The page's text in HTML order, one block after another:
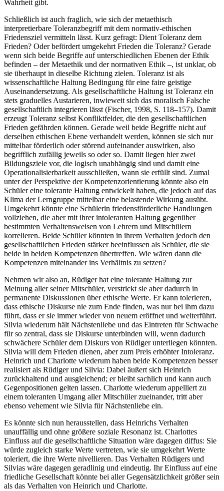
Wahrheit gibt.
Schließlich ist auch fraglich, wie sich der metaethisch
interpretierbare Toleranzbegriff mit dem normativ-ethischen
Friedensziel vermitteln lässt. Kurz gefragt: Dient Toleranz dem
Frieden? Oder befördert umgekehrt Frieden die Toleranz? Gerade
wenn sich beide Begriffe auf unterschiedlichen Ebenen der Ethik
befinden – der Metaethik und der normativen Ethik –, ist unklar, ob
sie überhaupt in dieselbe Richtung zielen. Toleranz ist als
wissenschaftliche Haltung Bedingung für eine faire geistige
Auseinandersetzung. Als gesellschaftliche Haltung ist Toleranz ein
stets graduelles Austarieren, inwieweit sich das moralisch Falsche
gesellschaftlich integrieren lässt (Fischer, 1998, S. 118–157). Damit
erzeugt Toleranz selbst Konfliktfelder, die den gesellschaftlichen
Frieden gefährden können. Gerade weil beide Begriffe nicht auf
derselben ethischen Ebene verhandelt werden, können sie sich nur
mittelbar förderlich oder störend aufeinander auswirken, also
begrifflich zufällig jeweils so oder so. Damit liegen hier zwei
Bildungsziele vor, die logisch unabhängig sind und damit eine
Operationalisierbarkeit ausschließen, wann sie erfüllt sind. Zumal
unter der Perspektive der Kompetenzorientierung könnte also ein
Schüler eine tolerante Haltung entwickelt haben, die jedoch auf das
Klima der Lerngruppe mittelbar eine belastende Wirkung ausübt.
Umgekehrt könnte eine Schülerin friedensförderliche Handlungen
vollziehen, die aber mit ihrer intoleranten Haltung gegenüber
bestimmten Verhaltensweisen von Lehrern und Mitschülern
korrelieren. Beide Schüler könnten in ihrem Verhalten jedoch den
gesellschaftlichen Frieden stärker beeinflussen als Schüler, die sie
beide in beiden Kompetenzen übertreffen. Wie wären dann die
Kompetenzen miteinander ins Verhältnis zu setzen?
Nehmen wir also an, Rüdiger hat eine tolerante Haltung zur
Meinung aller seiner Mitschüler, verstrickt sie aber dadurch in
permanente Diskussionen über ethische Werte. Er kann tolerieren,
dass ethische Diskurse nie zum Ende finden, was nur bei ihm dazu
führt, dass er sie immer wieder von neuem eröffnet und weiterführt.
Silvia wiederum hält Nächstenliebe und das Eintreten für Schwache
für so zentral, dass sie Diskurse unterbinden will, wenn dadurch
schwächere Schüler dem Diskurs von Rüdiger unterliegen könnten.
Silvia will dem Frieden dienen, aber zum Preis erhöhter Intoleranz.
Heinrich und Charlotte wiederum haben beide Kompetenzen besser
realisiert als Rüdiger und Silvia: Dabei äußert sich Heinrich
zurückhaltend und ausgleichend; er bleibt sachlich und kann auch
Gegenpositionen gelten lassen. Charlotte wiederum appelliert zu
einem toleranten Umgang aller Mitschüler zueinander, tritt aber
ebenso vehement wie Silvia für Nächstenliebe ein.
Es könnte sich nun herausstellen, dass Heinrichs Verhalten
unauffällig und ohne größere soziale Resonanz ist. Charlottes
Einfluss auf die gesellschaftliche Situation wäre dagegen diffus: Sie
würde zugleich starke Werte vertreten, wie sie umgekehrt Werte
toleriert, die ihre Werte nivellieren. Das Verhalten Rüdigers und
Silvias wäre dagegen geradlinig und eindeutig. Ihr Einfluss auf eine
friedliche Gesellschaft könnte bei aller Gegensätzlichkeit größer sein
als das Verhalten von Heinrich und Charlotte.